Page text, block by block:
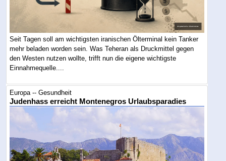
Seit Tagen soll am wichtigsten iranischen Ölterminal kein Tanker
mehr beladen worden sein. Was Teheran als Druckmittel gegen
den Westen nutzen wollte, trifft nun die eigene wichtigste
Einnahmequelle....
Europa -- Gesundheit
Judenhass erreicht Montenegros Urlaubsparadies